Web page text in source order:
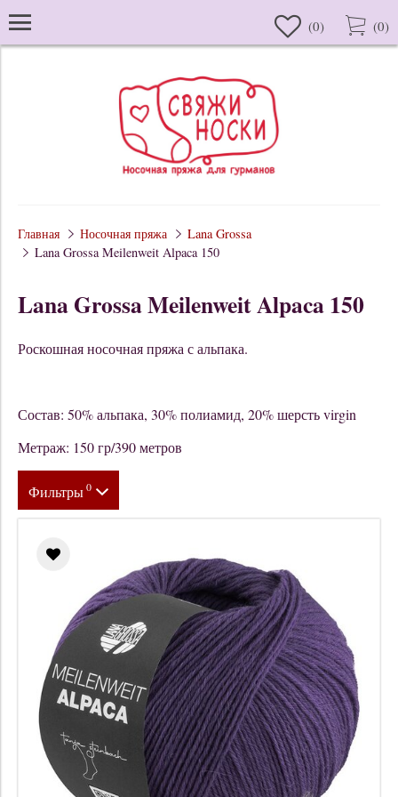
(0) (0)
Главная Носочная пряжа
Lana Grossa
Lana Grossa Meilenweit Alpaca 150
Lana Grossa Meilenweit Alpaca 150
Роскошная носочная пряжа с альпака.
Состав: 50% альпака, 30% полиамид, 20% шерсть virgin
Метраж: 150 гр/390 метров
Фильтры0